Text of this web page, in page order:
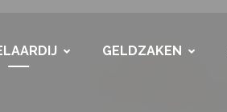
GELDZAKEN